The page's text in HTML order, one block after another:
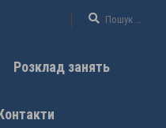
Розклад занять